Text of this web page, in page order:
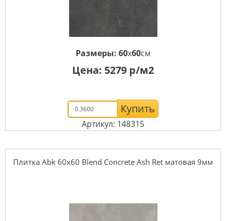
Размеры: 60x60см
Цена: 5279 р/м2
Купить
Артикул: 148315
Плитка Abk 60x60 Blend Concrete Ash Ret матовая 9мм